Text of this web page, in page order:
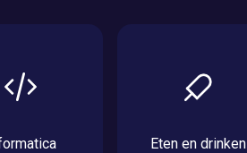
Eten en drinken